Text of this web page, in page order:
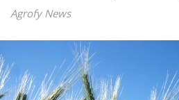
Agrofy News